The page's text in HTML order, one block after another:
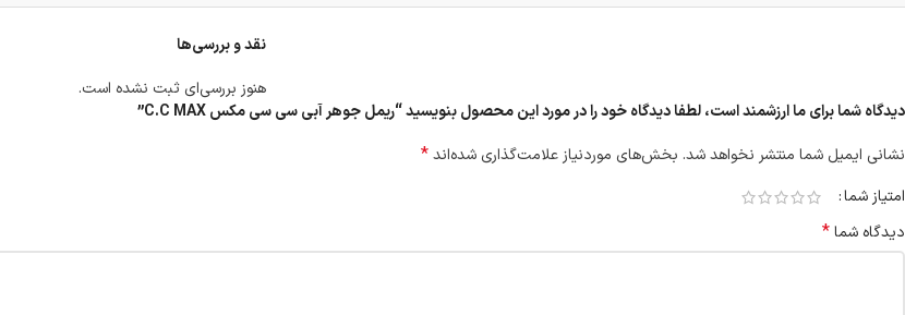
نقد و بررسی‌ها
هنوز بررسی‌ای ثبت نشده است.
دیدگاه شما برای ما ارزشمند است، لطفا دیدگاه خود را در مورد این محصول بنویسید “ریمل جوهر آبی سی سی مکس C.C MAX”
نشانی ایمیل شما منتشر نخواهد شد. بخش‌های موردنیاز علامت‌گذاری شده‌اند*
امتیاز شما
دیدگاه شما*